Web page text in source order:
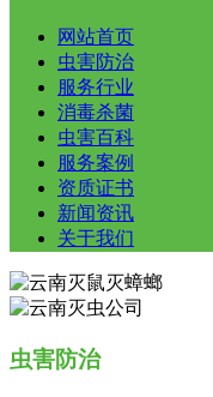
网站首页
虫害防治
服务行业
消毒杀菌
虫害百科
服务案例
资质证书
新闻资讯
关于我们
虫害防治